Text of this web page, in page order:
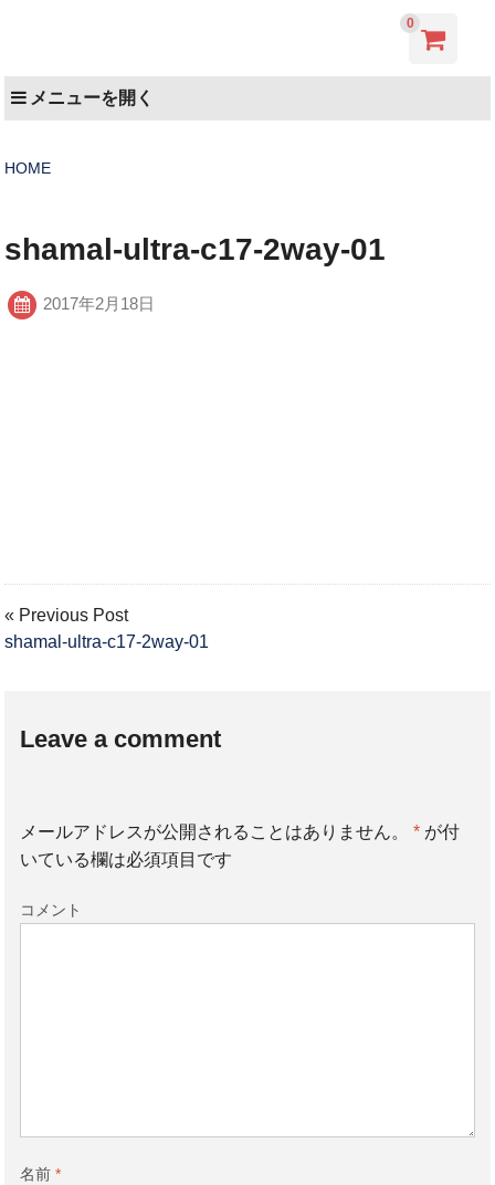
0
メニューを開く
HOME
shamal-ultra-c17-2way-01
2017年2月18日
« Previous Post
shamal-ultra-c17-2way-01
Leave a comment
メールアドレスが公開されることはありません。 *が付
いている欄は必須項目です
コメント
名前 *